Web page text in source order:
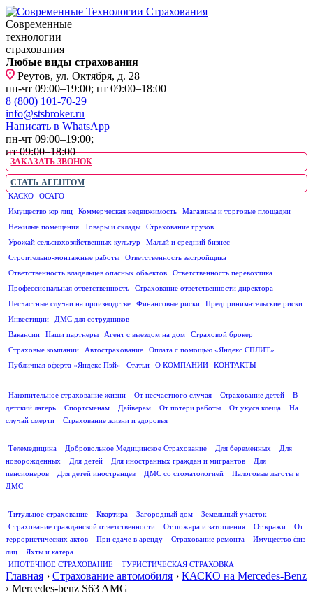
Современные
технологии
страхования
Любые виды страхования
Реутов, ул. Октября, д. 28
пн-чт 09:00–19:00; пт 09:00–18:00
8 (800) 101-70-29
info@stsbroker.ru
Написать в WhatsApp
пн-чт 09:00–19:00;
пт 09:00–18:00
ЗАКАЗАТЬ ЗВОНОК
СТАТЬ АГЕНТОМ
КАСКО ОСАГО
Имущество юр лиц
Коммерческая недвижимость
Магазины и торговые площадки
Нежилые помещения
Товары и склады
Страхование грузов
Урожай сельскохозяйственных культур
Малый и средний бизнес
Строительно-монтажные работы
Ответственность застройщика
Ответственность владельцев опасных объектов
Ответственность перевозчика
Профессиональная ответственность
Страхование ответственности директора
Несчастные случаи на производстве
Финансовые риски
Предпринимательские риски
Инвестиции
ДМС для сотрудников
Вакансии
Наши партнеры Агент с выездом на дом
Страховой брокер
Страховые компании
Автострахование
Оплата с помощью «Яндекс СПЛИТ»
Публичная оферта «Яндекс Пэй»
Статьи О КОМПАНИИ
КОНТАКТЫ
Накопительное страхование жизни
От несчастного случая Страхование детей
В
детский лагерь
Спортсменам Дайверам От потери работы От укуса клеща
На
случай смерти
Страхование жизни и здоровья
Телемедицина
Добровольное Медицинское Страхование Для беременных
Для
новорожденных
Для детей Для иностранных граждан и мигрантов
Для
пенсионеров
Для детей иностранцев ДМС со стоматологией
Налоговые льготы в
ДМС
Титульное страхование
Квартира Загородный дом
Земельный участок
Страхование гражданской ответственности
От пожара и затопления От кражи
От
террористических актов
При сдаче в аренду Страхование ремонта
Имущество физ
лиц
Яхты и катера
ИПОТЕЧНОЕ СТРАХОВАНИЕ
ТУРИСТИЧЕСКАЯ СТРАХОВКА
Главная › Страхование автомобиля › КАСКО на Mercedes-Benz
› Mercedes-benz S63 AMG